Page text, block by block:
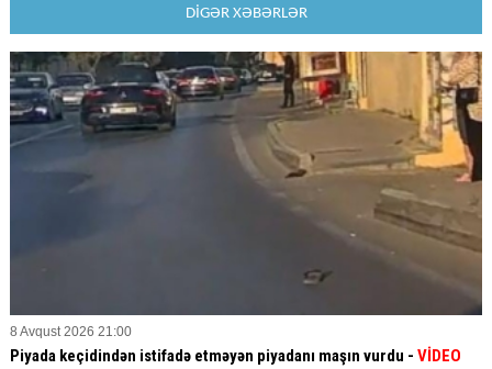
DİGƏR XƏBƏRLƏR
8 Avqust 2026 21:00
Piyada keçidindən istifadə etməyən piyadanı maşın vurdu - VİDEO